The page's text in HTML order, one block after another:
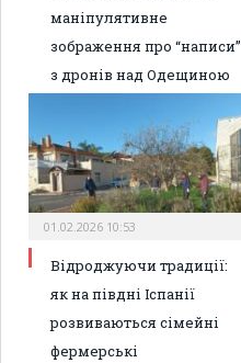
маніпулятивне
зображення про “написи”
з дронів над Одещиною
01.02.2026 10:53
Відроджуючи традиції:
як на півдні Іспанії
розвиваються сімейні
фермерські